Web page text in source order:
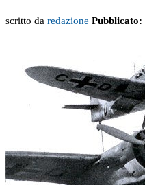
scritto da redazione Pubblicato: